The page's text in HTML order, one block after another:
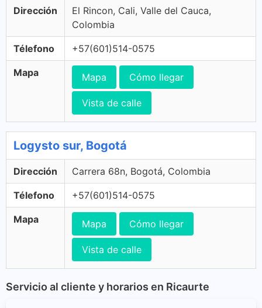
Dirección
El Rincon, Cali, Valle del Cauca,
Colombia
Télefono +57(601)514-0575
Mapa Mapa Cómo llegar
Vista de calle
Logysto sur, Bogotá
Dirección Carrera 68n, Bogotá, Colombia
Télefono +57(601)514-0575
Mapa Mapa Cómo llegar
Vista de calle
Servicio al cliente y horarios en Ricaurte